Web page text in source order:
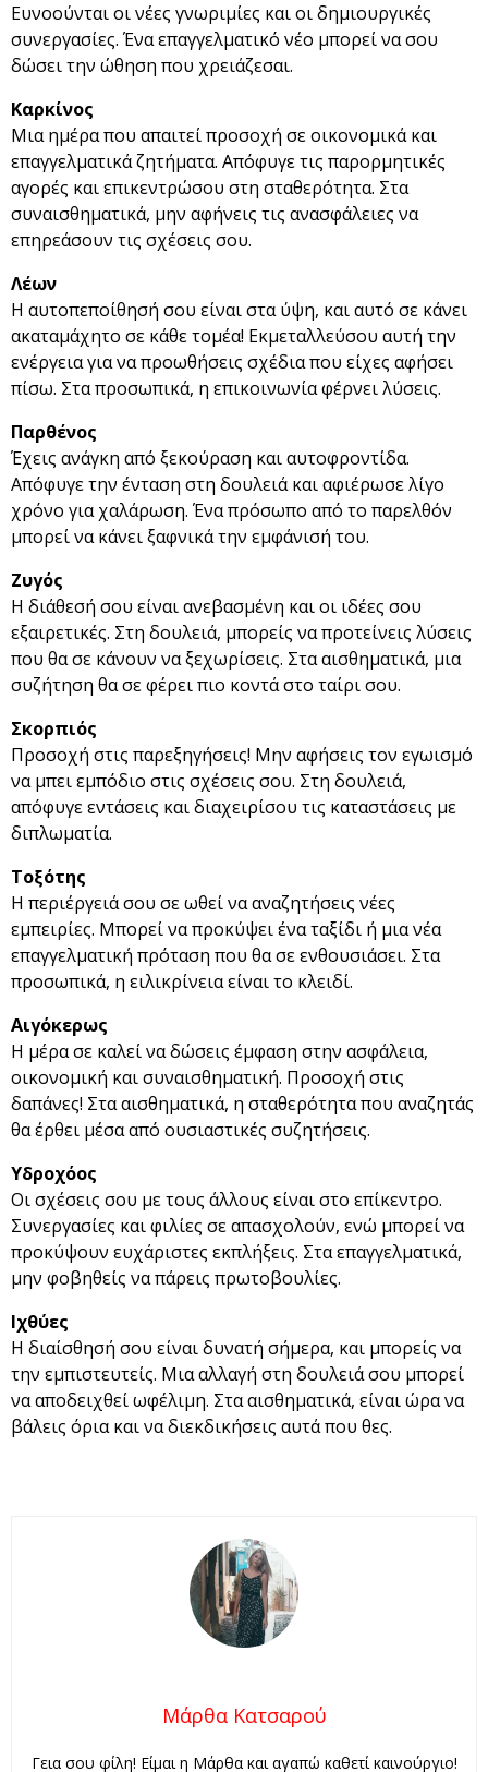
Ευνοούνται οι νέες γνωριμίες και οι δημιουργικές
συνεργασίες. Ένα επαγγελματικό νέο μπορεί να σου
δώσει την ώθηση που χρειάζεσαι.
Καρκίνος
Μια ημέρα που απαιτεί προσοχή σε οικονομικά και
επαγγελματικά ζητήματα. Απόφυγε τις παρορμητικές
αγορές και επικεντρώσου στη σταθερότητα. Στα
συναισθηματικά, μην αφήνεις τις ανασφάλειες να
επηρεάσουν τις σχέσεις σου.
Λέων
Η αυτοπεποίθησή σου είναι στα ύψη, και αυτό σε κάνει
ακαταμάχητο σε κάθε τομέα! Εκμεταλλεύσου αυτή την
ενέργεια για να προωθήσεις σχέδια που είχες αφήσει
πίσω. Στα προσωπικά, η επικοινωνία φέρνει λύσεις.
Παρθένος
Έχεις ανάγκη από ξεκούραση και αυτοφροντίδα.
Απόφυγε την ένταση στη δουλειά και αφιέρωσε λίγο
χρόνο για χαλάρωση. Ένα πρόσωπο από το παρελθόν
μπορεί να κάνει ξαφνικά την εμφάνισή του.
Ζυγός
Η διάθεσή σου είναι ανεβασμένη και οι ιδέες σου
εξαιρετικές. Στη δουλειά, μπορείς να προτείνεις λύσεις
που θα σε κάνουν να ξεχωρίσεις. Στα αισθηματικά, μια
συζήτηση θα σε φέρει πιο κοντά στο ταίρι σου.
Σκορπιός
Προσοχή στις παρεξηγήσεις! Μην αφήσεις τον εγωισμό
να μπει εμπόδιο στις σχέσεις σου. Στη δουλειά,
απόφυγε εντάσεις και διαχειρίσου τις καταστάσεις με
διπλωματία.
Τοξότης
Η περιέργειά σου σε ωθεί να αναζητήσεις νέες
εμπειρίες. Μπορεί να προκύψει ένα ταξίδι ή μια νέα
επαγγελματική πρόταση που θα σε ενθουσιάσει. Στα
προσωπικά, η ειλικρίνεια είναι το κλειδί.
Αιγόκερως
Η μέρα σε καλεί να δώσεις έμφαση στην ασφάλεια,
οικονομική και συναισθηματική. Προσοχή στις
δαπάνες! Στα αισθηματικά, η σταθερότητα που αναζητάς
θα έρθει μέσα από ουσιαστικές συζητήσεις.
Υδροχόος
Οι σχέσεις σου με τους άλλους είναι στο επίκεντρο.
Συνεργασίες και φιλίες σε απασχολούν, ενώ μπορεί να
προκύψουν ευχάριστες εκπλήξεις. Στα επαγγελματικά,
μην φοβηθείς να πάρεις πρωτοβουλίες.
Ιχθύες
Η διαίσθησή σου είναι δυνατή σήμερα, και μπορείς να
την εμπιστευτείς. Μια αλλαγή στη δουλειά σου μπορεί
να αποδειχθεί ωφέλιμη. Στα αισθηματικά, είναι ώρα να
βάλεις όρια και να διεκδικήσεις αυτά που θες.
Μάρθα Κατσαρού
Γεια σου φίλη! Είμαι η Μάρθα και αγαπώ καθετί καινούργιο!